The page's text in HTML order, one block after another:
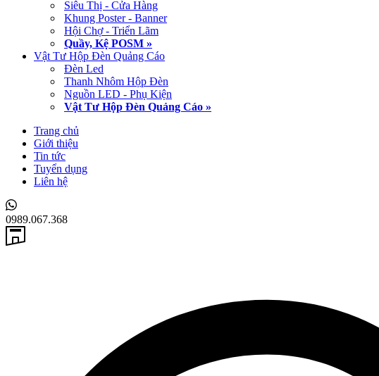
Siêu Thị - Cửa Hàng
Khung Poster - Banner
Hội Chợ - Triển Lãm
Quầy, Kệ POSM »
Vật Tư Hộp Đèn Quảng Cáo
Đèn Led
Thanh Nhôm Hộp Đèn
Nguồn LED - Phụ Kiện
Vật Tư Hộp Đèn Quảng Cáo »
Trang chủ
Giới thiệu
Tin tức
Tuyển dụng
Liên hệ
0989.067.368